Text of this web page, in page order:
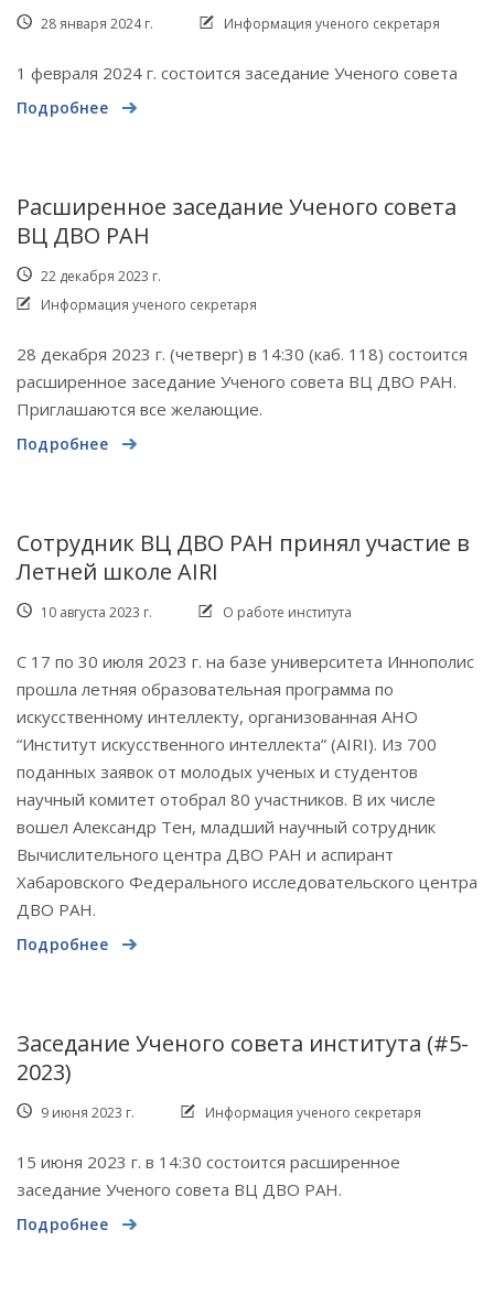
28 января 2024 г. Информация ученого секретаря
1 февраля 2024 г. состоится заседание Ученого совета
Подробнее
Расширенное заседание Ученого совета
ВЦ ДВО РАН
22 декабря 2023 г.
Информация ученого секретаря
28 декабря 2023 г. (четверг) в 14:30 (каб. 118) состоится
расширенное заседание Ученого совета ВЦ ДВО РАН.
Приглашаются все желающие.
Подробнее
Сотрудник ВЦ ДВО РАН принял участие в
Летней школе AIRI
10 августа 2023 г. О работе института
С 17 по 30 июля 2023 г. на базе университета Иннополис
прошла летняя образовательная программа по
искусственному интеллекту, организованная АНО
“Институт искусственного интеллекта” (AIRI). Из 700
поданных заявок от молодых ученых и студентов
научный комитет отобрал 80 участников. В их числе
вошел Александр Тен, младший научный сотрудник
Вычислительного центра ДВО РАН и аспирант
Хабаровского Федерального исследовательского центра
ДВО РАН.
Подробнее
Заседание Ученого совета института (#5-
2023)
9 июня 2023 г. Информация ученого секретаря
15 июня 2023 г. в 14:30 состоится расширенное
заседание Ученого совета ВЦ ДВО РАН.
Подробнее